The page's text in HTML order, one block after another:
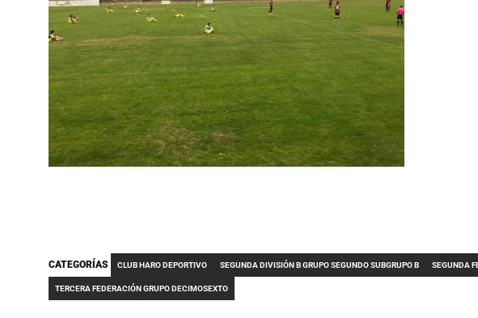
CATEGORÍAS CLUB HARO DEPORTIVO SEGUNDA DIVISIÓN B GRUPO SEGUNDO SUBGRUPO B SEGUNDA
TERCERA FEDERACIÓN GRUPO DECIMOSEXTO